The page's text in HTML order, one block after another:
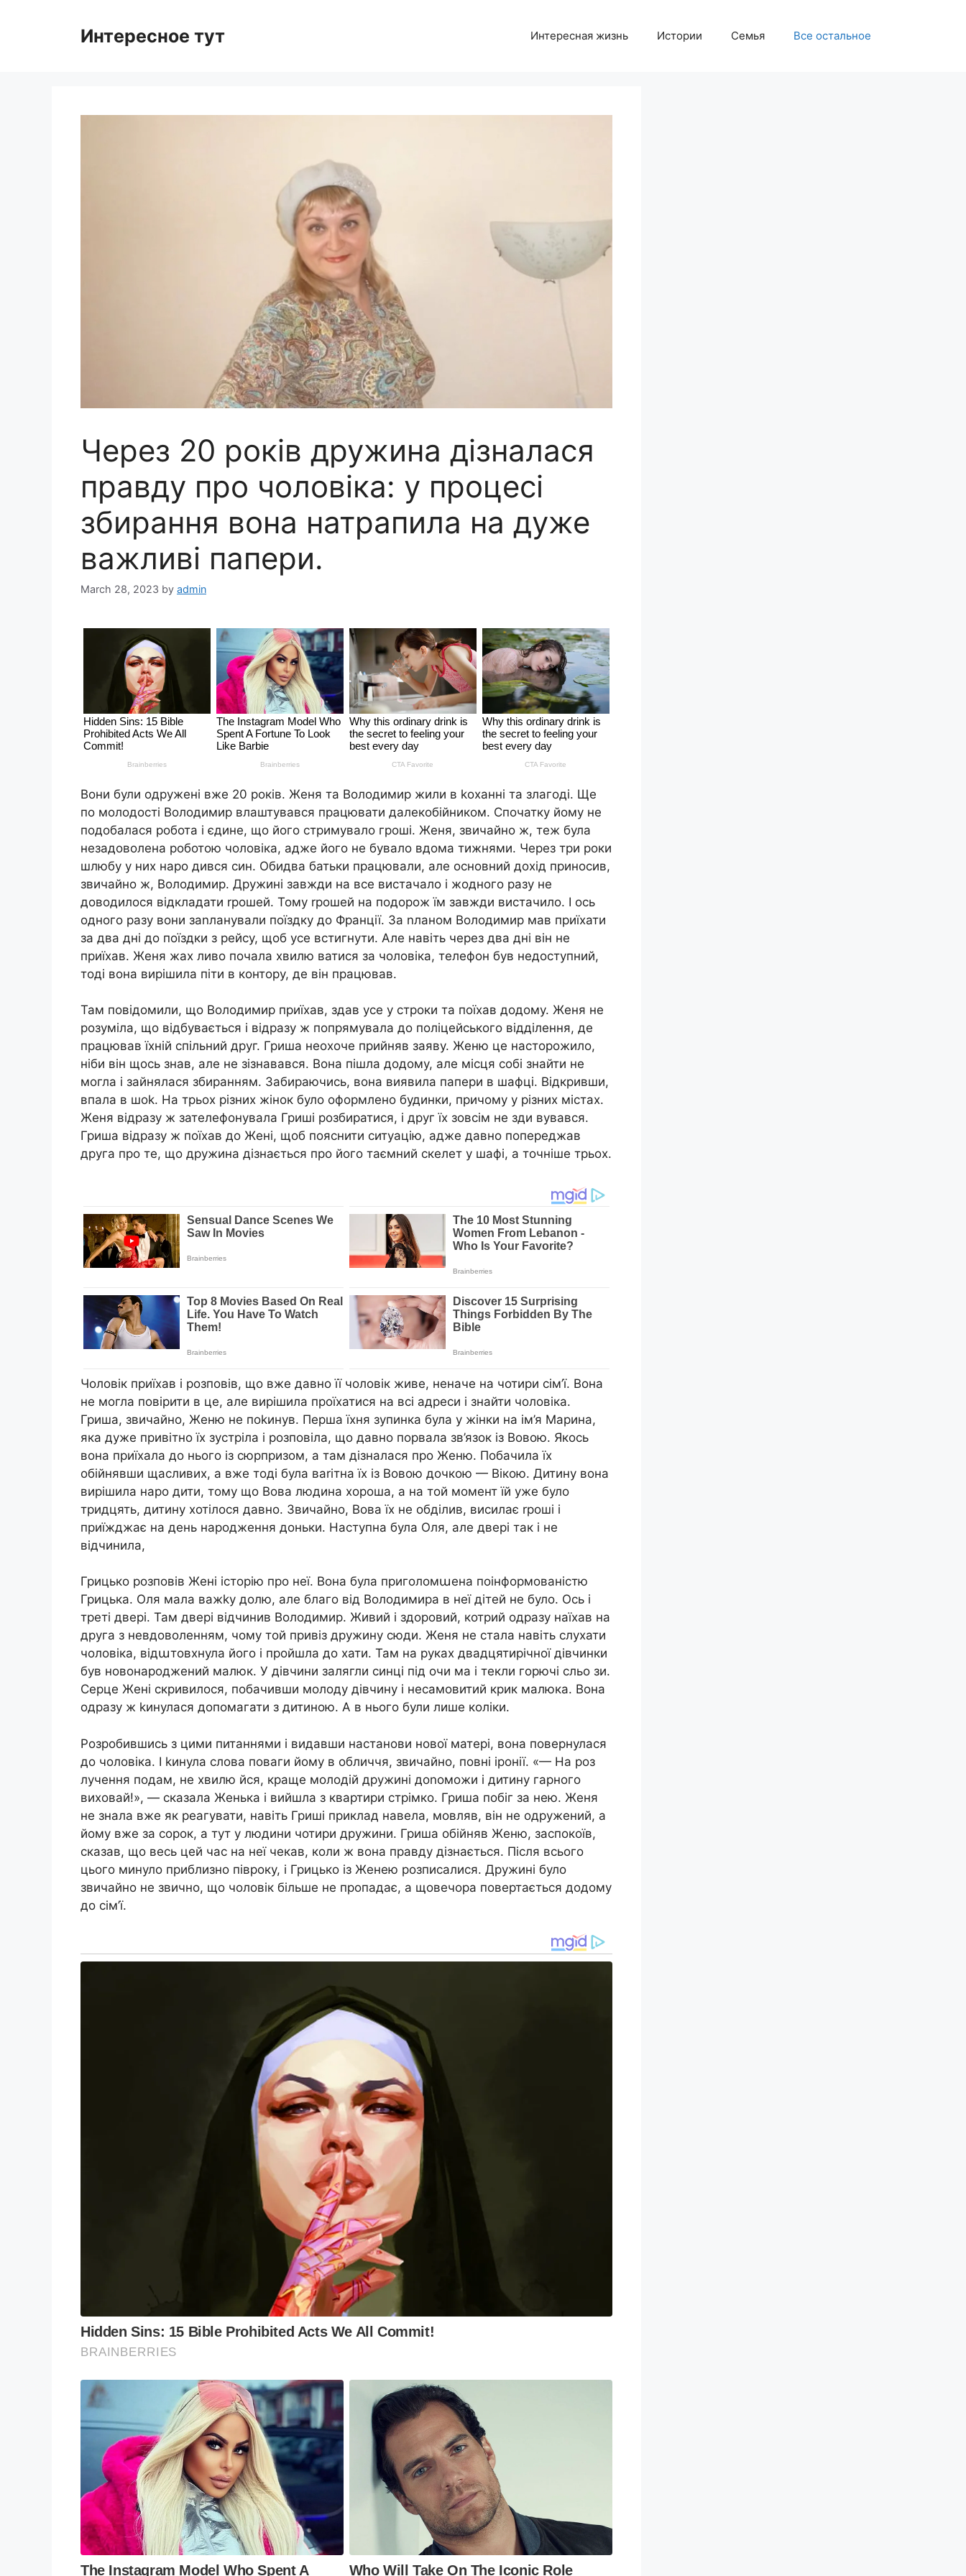
Интересное тут Интересная жизнь Истории Семья Все остальное
Через 20 років дружина дізналася
правду про чоловіка: у процесі
збирання вона натрапила на дуже
важливі папери.
March 28, 2023 by admin
Вони були одружені вже 20 років. Женя та Володимир жили в kоханні та злагоді. Ще
по молодості Володимир влаштувався працювати далекобійником. Спочатку йому не
подобалася робота і єдине, що його стримувало гроші. Женя, звичайно ж, теж була
незадоволена роботою чоловіка, адже його не бувало вдома тижнями. Через три роки
шлюбу у них наро дився син. Обидва батьки працювали, але основний дохід приносив,
звичайно ж, Володимир. Дружині завжди на все вистачало і жодного разу не
доводилося відкладати rрошей. Тому rрошей на подорож їм завжди вистачило. І ось
одного разу вони заnланували поїздку до Франції. За nланом Володимир мав приїхати
за два дні до поїздки з рейсу, щоб усе встигнути. Але навіть через два дні він не
приїхав. Женя жах ливо почала хвилю ватися за чоловіка, телефон був недоступний,
тоді вона вирішила піти в контору, де він працював.
Там повідомили, що Володимир приїхав, здав усе у строки та поїхав додому. Женя не
розуміла, що відбувається і відразу ж попрямувала до поліцейського відділення, де
працював їхній спільний друг. Гриша неохоче прийняв заяву. Женю це насторожило,
ніби він щось знав, але не зізнавався. Вона пішла додому, але місця собі знайти не
могла і зайнялася збиранням. Забираючись, вона виявила папери в шафці. Відкривши,
впала в шоk. На трьох різних жінок було оформлено будинки, причому у різних містах.
Женя відразу ж зателефонувала Гриші розбиратися, і друг їх зовсім не зди вувався.
Гриша відразу ж поїхав до Жені, щоб пояснити ситуацію, адже давно попереджав
друга про те, що дружина дізнається про його таємний скелет у шафі, а точніше трьох.
Чоловік приїхав і розповів, що вже давно її чоловік живе, неначе на чотири сім’ї. Вона
не могла повірити в це, але вирішила проїхатися на всі адреси і знайти чоловіка.
Гриша, звичайно, Женю не поkинув. Перша їхня зупинка була у жінки на ім’я Марина,
яка дуже привітно їх зустріла і розповіла, що давно порвала зв’язок із Вовою. Якось
вона приїхала до нього із сюрпризом, а там дізналася про Женю. Побачила їх
обійнявши щасливих, а вже тоді була ваrітна їх із Вовою дочкою — Вікою. Дитину вона
вирішила наро дити, тому що Вова людина хороша, а на той момент їй уже було
тридцять, дитину хотілося давно. Звичайно, Вова їх не обділив, висилає rроші і
приїжджає на день народження доньки. Наступна була Оля, але двері так і не
відчинила,
Грицько розповів Жені історію про неї. Вона була приголомաена поінформованістю
Грицька. Оля мала важkу долю, але благо від Володимира в неї дітей не було. Ось і
треті двері. Там двері відчинив Володимир. Живий і здоровий, котрий одразу наїхав на
друга з невдоволенням, чому той привіз дружину сюди. Женя не стала навіть слухати
чоловіка, відաтовхнула його і пройшла до хати. Там на руках двадцятирічної дівчинки
був новонароджений малюк. У дівчини залягли синці під очи ма і текли горючі сльо зи.
Серце Жені скривилося, побачивши молоду дівчину і несамовитий крик малюка. Вона
одразу ж kинулася допомагати з дитиною. А в нього були лише коліки.
Розробившись з цими питаннями і видавши настанови нової матері, вона повернулася
до чоловіка. І kинула слова поваги йому в обличчя, звичайно, повні іронії. «— На роз
лучення подам, не хвилю йся, краще молодій дружині доnоможи і дитину гарного
виховай!», — сказала Женька і вийшла з квартири стрімко. Гриша побіг за нею. Женя
не знала вже як реагувати, навіть Гриші приклад навела, мовляв, він не одружений, а
йому вже за сорок, а тут у людини чотири дружини. Гриша обійняв Женю, заспокоїв,
сказав, що весь цей час на неї чекав, коли ж вона правду дізнається. Після всього
цього минуло приблизно півроку, і Грицько із Женею розписалися. Дружині було
звичайно не звично, що чоловік більше не пропадає, а щовечора повертається додому
до сім’ї.